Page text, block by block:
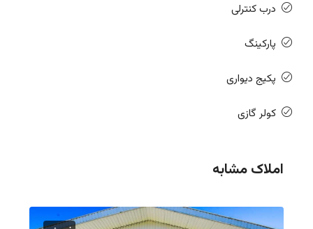
درب کنترلی
پارکینگ
پکیج دیواری
کولر گازی
املاک مشابه